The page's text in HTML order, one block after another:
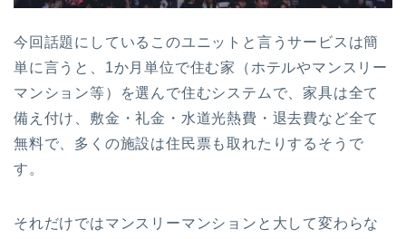
今回話題にしているこのユニットと言うサービスは簡
単に言うと、1か月単位で住む家（ホテルやマンスリー
マンション等）を選んで住むシステムで、家具は全て
備え付け、敷金・礼金・水道光熱費・退去費など全て
無料で、多くの施設は住民票も取れたりするそうで
す。
それだけではマンスリーマンションと大して変わらな